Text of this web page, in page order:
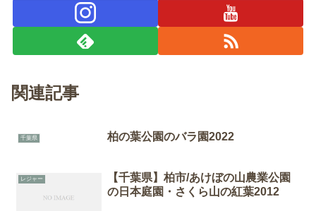
関連記事
千葉県 柏の葉公園のバラ園2022
レジャー
【千葉県】柏市/あけぼの山農業公園
の日本庭園・さくら山の紅葉2012